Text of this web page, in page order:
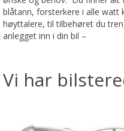
blåtann, forsterkere i alle watt
høyttalere, til tilbehøret du
anlegget inn i din bil –
Vi har